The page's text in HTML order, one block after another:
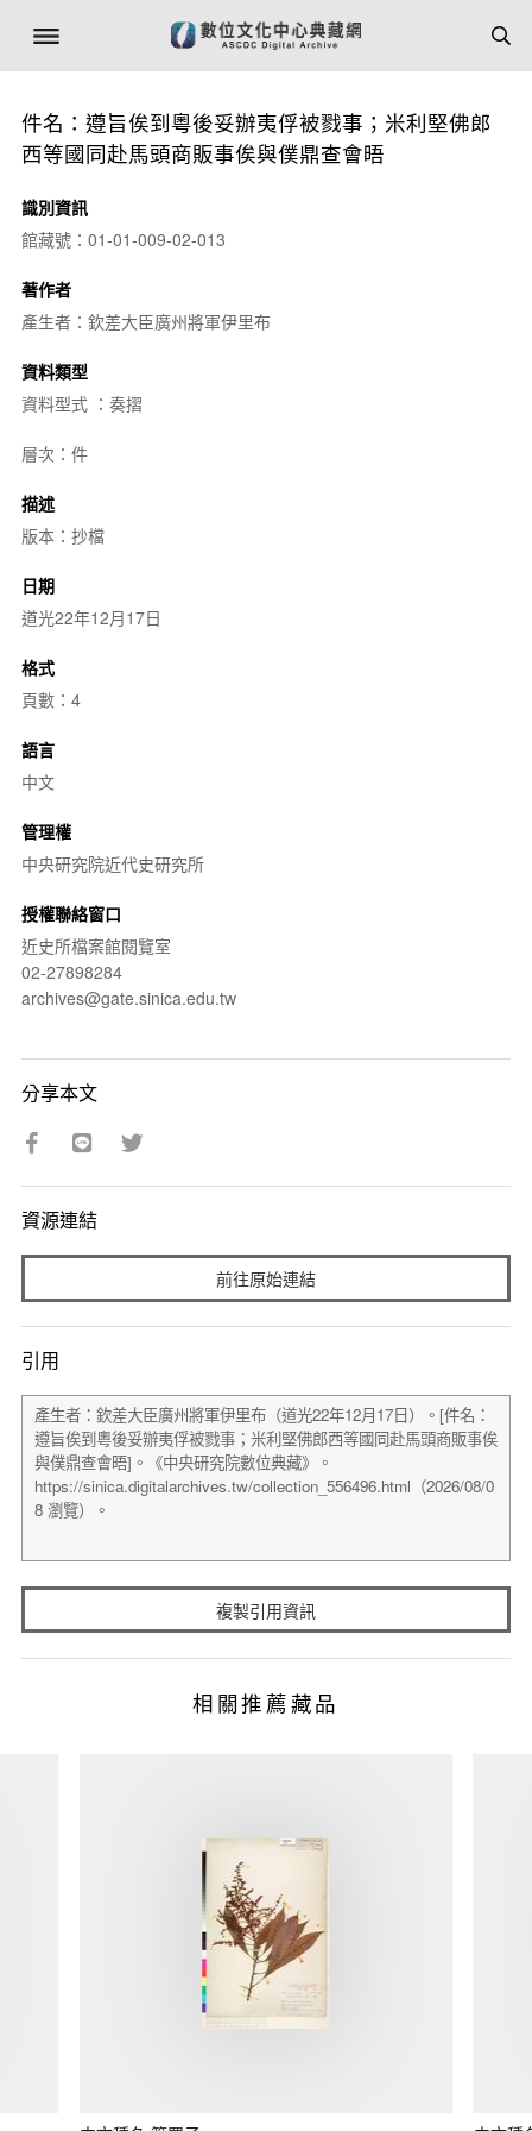
件名：遵旨俟到粵後妥辦夷俘被戮事；米利堅佛郎
西等國同赴馬頭商販事俟與僕鼎查會晤
識別資訊
館藏號：01-01-009-02-013
著作者
產生者：欽差大臣廣州將軍伊里布
資料類型
資料型式 ：奏摺
層次：件
描述
版本：抄檔
日期
道光22年12月17日
格式
頁數：4
語言
中文
管理權
中央研究院近代史研究所
授權聯絡窗口
近史所檔案館閱覽室
02-27898284
archives@gate.sinica.edu.tw
分享本文
資源連結
前往原始連結
引用
複製引用資訊
相關推薦藏品